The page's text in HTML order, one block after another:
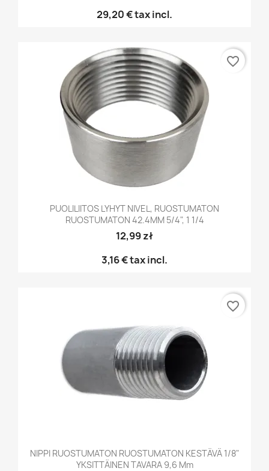
29,20 €tax incl.
PUOLILIITOS LYHYT NIVEL, RUOSTUMATON
RUOSTUMATON 42.4MM 5/4", 1 1/4
12,99 zł
3,16 €tax incl.
favorite_border
NIPPI RUOSTUMATON RUOSTUMATON KESTÄVÄ 1/8"
YKSITTÄINEN TAVARA 9,6 Mm
favorite_border